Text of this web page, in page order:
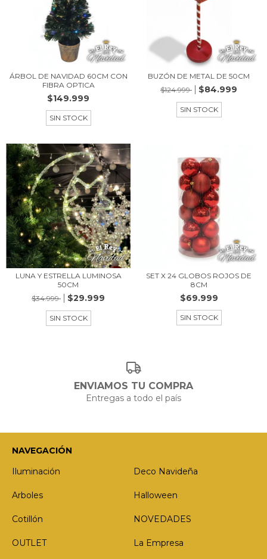
ÁRBOL DE NAVIDAD 60CM CON
FIBRA OPTICA
$149.999
SIN STOCK
BUZÓN DE METAL DE 50CM
$124.999
$84.999
SIN STOCK
LUNA Y ESTRELLA LUMINOSA
50CM
$34.999
$29.999
SIN STOCK
SET X 24 GLOBOS ROJOS DE
8CM
$69.999
SIN STOCK
ENVIAMOS TU COMPRA
Entregas a todo el país
NAVEGACIÓN
Iluminación
Deco Navideña
Arboles Halloween
Cotillón NOVEDADES
OUTLET La Empresa